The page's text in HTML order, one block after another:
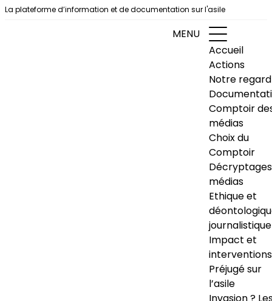
Aller au contenu
La plateforme d’information et de documentation sur l'asile
MENU
Accueil
Actions
Notre regard
Comptoir
médias
Choix du
Comptoir
Décryptages
médias
Ethique et
journalistique
Impact et
interventions
Préjugé sur
l’asile